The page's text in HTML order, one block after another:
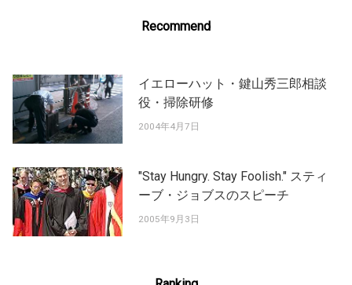
Recommend
イエローハット・鍵山秀三郎相談
役・掃除研修
2004年4月7日
"Stay Hungry. Stay Foolish." スティ
ーブ・ジョブスのスピーチ
2005年9月3日